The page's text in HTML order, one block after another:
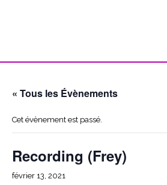
« Tous les Évènements
Cet évènement est passé.
Recording (Frey)
février 13, 2021